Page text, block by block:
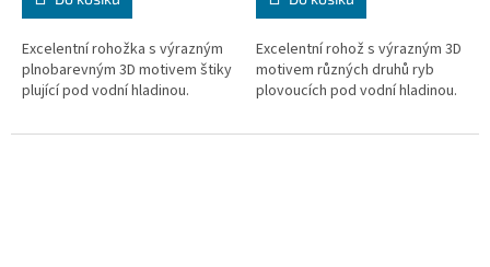
Excelentní rohožka s výrazným
plnobarevným 3D motivem štiky
plující pod vodní hladinou.
Excelentní rohož s výrazným 3D
motivem různých druhů ryb
plovoucích pod vodní hladinou.